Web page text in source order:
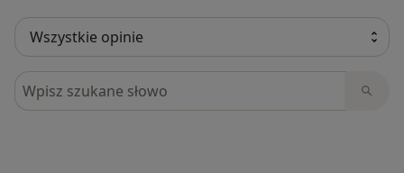
Szukaj w opiniach